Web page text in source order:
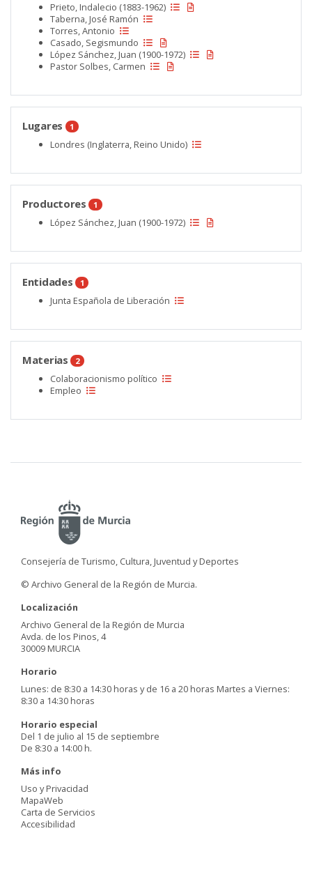
Prieto, Indalecio (1883-1962)
Taberna, José Ramón
Torres, Antonio
Casado, Segismundo
López Sánchez, Juan (1900-1972)
Pastor Solbes, Carmen
Lugares 1
Londres (Inglaterra, Reino Unido)
Productores 1
López Sánchez, Juan (1900-1972)
Entidades 1
Junta Española de Liberación
Materias 2
Colaboracionismo político
Empleo
Consejería de Turismo, Cultura, Juventud y Deportes
© Archivo General de la Región de Murcia.
Localización
Archivo General de la Región de Murcia
Avda. de los Pinos, 4
30009 MURCIA
Horario
Lunes: de 8:30 a 14:30 horas y de 16 a 20 horas Martes a Viernes:
8:30 a 14:30 horas
Horario especial
Del 1 de julio al 15 de septiembre
De 8:30 a 14:00 h.
Más info
Uso y Privacidad
MapaWeb
Carta de Servicios
Accesibilidad